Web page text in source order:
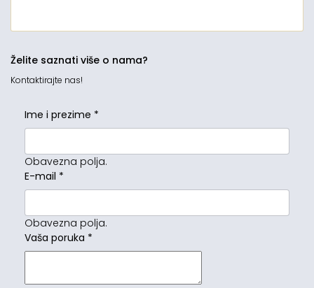
Želite saznati više o nama?
Kontaktirajte nas!
Ime i prezime *
Obavezna polja.
E-mail *
Obavezna polja.
Vaša poruka *